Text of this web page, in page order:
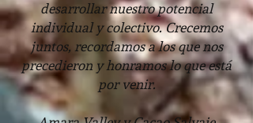
desarrollar nuestro potencial
individual y colectivo. Crecemos
juntos, recordamos a los que nos
precedieron y honramos lo que está
por venir.